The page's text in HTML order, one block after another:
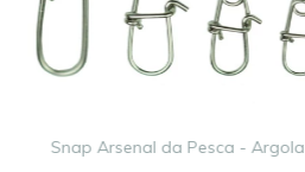
Snap Arsenal da Pesca - Argola